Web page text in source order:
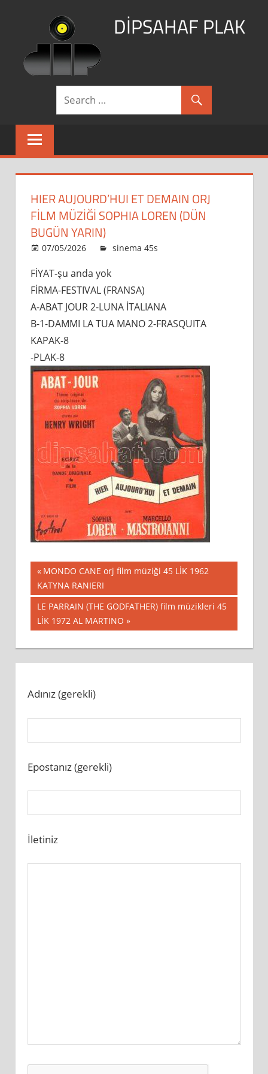
DİPSAHAF PLAK
DİPSAHAF
HIER AUJOURD’HUI ET DEMAIN ORJ
FILM MÜZIĞI SOPHIA LOREN (DÜN
BUGÜN YARIN)
07/05/2026 dipsahaf
sinema 45s
film
(DÜN
BUGÜN
YARIN)
FİYAT-şu anda yok
FİRMA-FESTIVAL (FRANSA)
A-ABAT JOUR 2-LUNA İTALIANA
B-1-DAMMI LA TUA MANO 2-FRASQUITA
KAPAK-8
-PLAK-8
Yazı
gezinmesi
Previous
Post:
MONDO CANE orj film müziği 45 LİK 1962
KATYNA RANIERI
Next
Post:
LE PARRAIN (THE GODFATHER) film müzikleri 45
LİK 1972 AL MARTINO
Adınız (gerekli)
Epostanız (gerekli)
İletiniz